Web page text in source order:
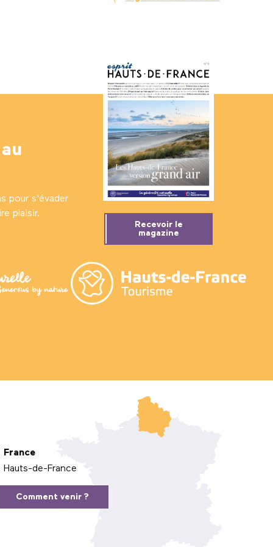
pour s'évader
plaisir.
Recevoir le
magazine
France
Hauts-de-France
Comment venir ?